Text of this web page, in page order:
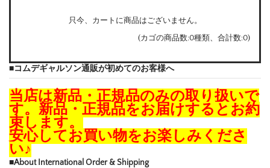
只今、カートに商品はございません。
(カゴの商品数:0種類、合計数:0)
■コムデギャルソン通販が初めてのお客様へ
当店は新品・正規品のみの取り扱いで
す。新品・正規品をお届けするとお約
束します。
安心してお買い物をお楽しみくださ
い♪
■About International Order & Shipping